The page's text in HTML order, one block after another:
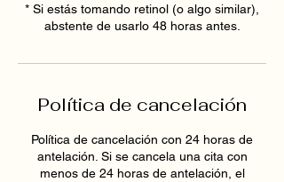
* Si estás tomando retinol (o algo similar),
abstente de usarlo 48 horas antes.
Política de cancelación
Política de cancelación con 24 horas de
antelación. Si se cancela una cita con
menos de 24 horas de antelación, el